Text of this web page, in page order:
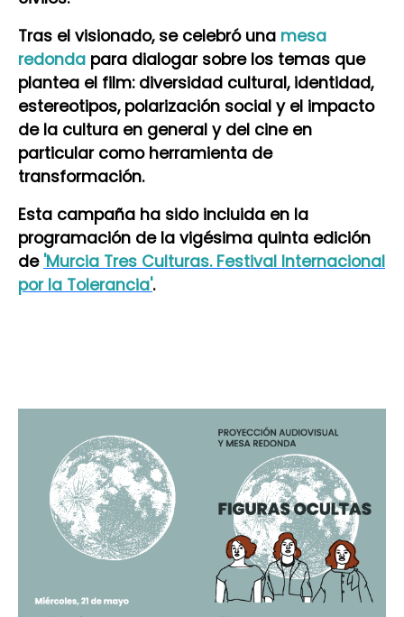
Tras el visionado, se celebró una mesa
redonda para dialogar sobre los temas que
plantea el film: diversidad cultural, identidad,
estereotipos, polarización social y el impacto
de la cultura en general y del cine en
particular como herramienta de
transformación.
Esta campaña ha sido incluida en la
programación de la vigésima quinta edición
de 'Murcia Tres Culturas. Festival Internacional
por la Tolerancia'.